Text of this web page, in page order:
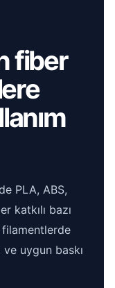
fiber
PLA, ABS,
katkılı bazı
filamentlerde
uygun baskı